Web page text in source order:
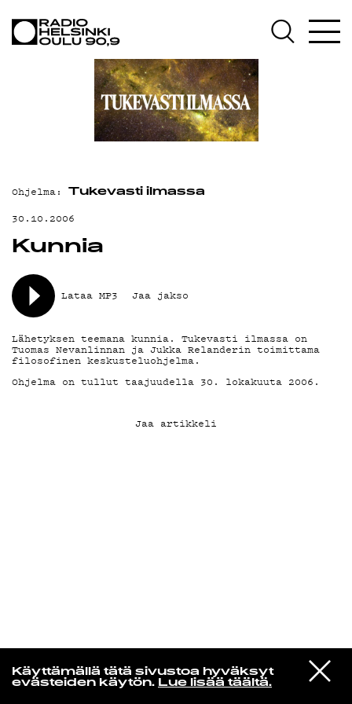
Käyttämällä tätä sivustoa hyväksyt
evästeiden käytön. Lue lisää täältä.
VIESTI
STUDIOON
Steve Lacy feat. SZA
is it cool?
AJANKOHTAISTA
OHJELMAT
TEKIJÄT
ON-DEMAND
MAINOSTA
YHTEYSTIEDOT
G LIVELAB
YSTÄVÄKLUBI
TIETOSUOJA
KIRJAUDU SISÄÄN
Ohjelma: Tukevasti ilmassa
30.10.2006
Kunnia
Lataa MP3 Jaa jakso
Lähetyksen teemana kunnia. Tukevasti ilmassa on
Tuomas Nevanlinnan ja Jukka Relanderin toimittama
filosofinen keskusteluohjelma.
Ohjelma on tullut taajuudella 30. lokakuuta 2006.
Jaa artikkeli